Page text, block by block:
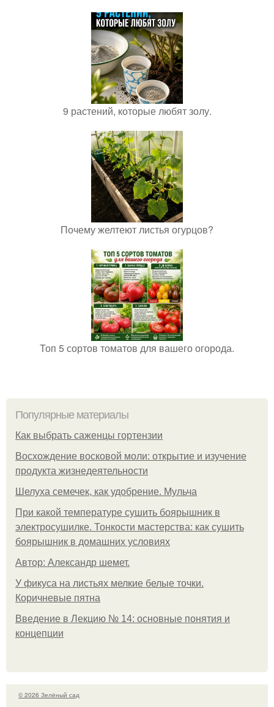
9 растений, которые любят золу.
Почему желтеют листья огурцов?
Топ 5 сортов томатов для вашего огорода.
Популярные материалы
Как выбрать саженцы гортензии
Восхождение восковой моли: открытие и изучение
продукта жизнедеятельности
Шелуха семечек, как удобрение. Мульча
При какой температуре сушить боярышник в
электросушилке. Тонкости мастерства: как сушить
боярышник в домашних условиях
Автор: Александр шемет.
У фикуса на листьях мелкие белые точки.
Коричневые пятна
Введение в Лекцию № 14: основные понятия и
концепции
© 2026 Зелёный сад